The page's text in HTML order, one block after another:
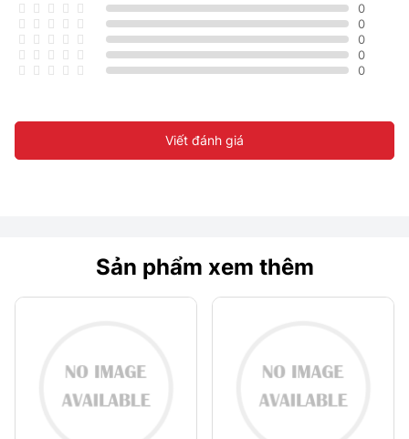
0
0
0
0
0
Viết đánh giá
Sản phẩm xem thêm